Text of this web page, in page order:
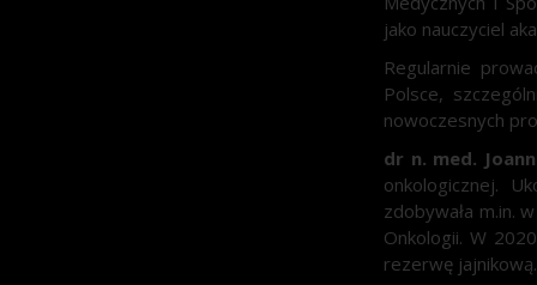
jako nauczyciel
Regularnie
Polsce,
nowoczesnych
dr n. med.
onkologicznej.
zdobywała m.in.
Onkologii. W
rezerwę jajnikową.